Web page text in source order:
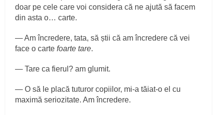
doar pe cele care voi considera că ne ajută să facem
din asta o… carte.
— Am încredere, tata, să știi că am încredere că vei
face o cartefoarte tare.
— Tare ca fierul? am glumit.
— O să le placă tuturor copiilor, mi-a tăiat-o el cu
maximă seriozitate. Am încredere.